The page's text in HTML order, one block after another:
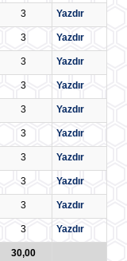
3 Yazdır
3 Yazdır
3 Yazdır
3 Yazdır
3 Yazdır
3 Yazdır
3 Yazdır
3 Yazdır
3 Yazdır
3 Yazdır
30,00